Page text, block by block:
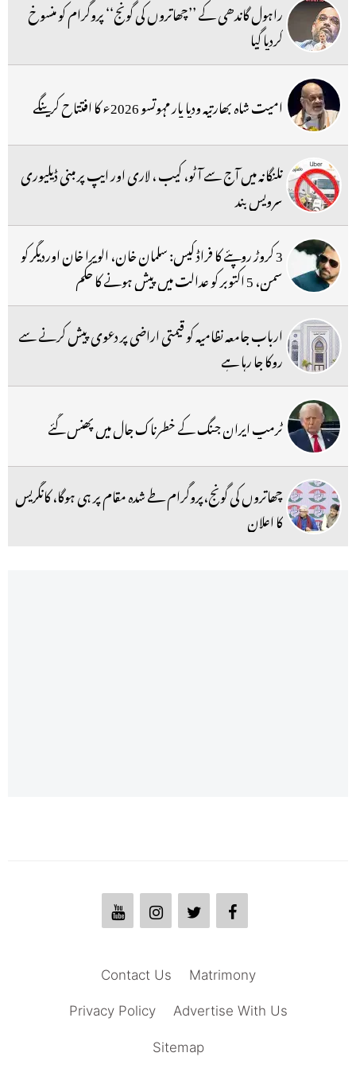
راہول گاندھی کے ’’چھاتروں کی گونج‘‘ پروگرام کو منسوخ
کردیا گیا
امیت شاہ بھارتیہ ودیا پار مہوتسو 2026ء کا افتتاح کرینگے
تلنگانہ میں آج سے آٹو، کیب ، لاری اور ایپ پر مبنی ڈیلیوری
سرویس بند
3 کروڑ روپئے کا فراڈ کیس: سلمان خان، الویرا خان اوردیگر کو
سمن، 5 اکتوبر کو عدالت میں پیش ہونے کا حکم
ارباب جامعہ نظامیہ کو قیمتی اراضی پر دعوی پیش کرنے سے
روکا جا رہا ہے
ٹرمپ ایران جنگ کے خطرناک جال میں پھنس گئے
چھاتروں کی گونج،پروگرام طے شدہ مقام پر ہی ہوگا، کانگریس
کا اعلان
Matrimony
Contact Us
Advertise With Us
Privacy Policy
Sitemap